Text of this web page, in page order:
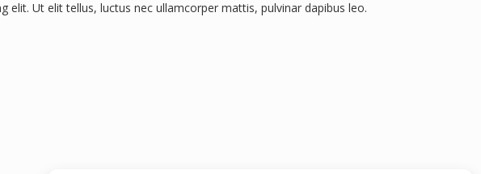
Ut elit tellus, luctus nec ullamcorper mattis, pulvinar dapibus leo.